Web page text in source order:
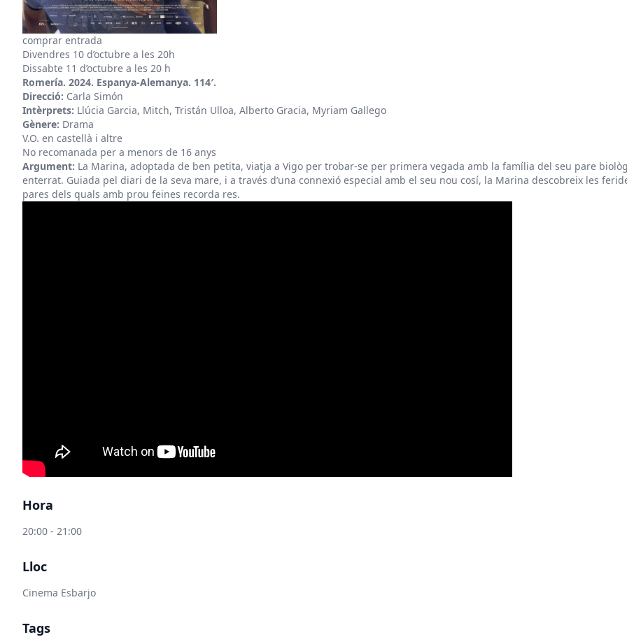
comprar entrada
Divendres 10 d’octubre a les 20h
Dissabte 11 d’octubre a les 20 h
Romería. 2024. Espanya-Alemanya. 114′.
Direcció: Carla Simón
Intèrprets: Llúcia Garcia, Mitch, Tristán Ulloa, Alberto Gracia, Myriam Gallego
Gènere: Drama
V.O. en castellà i altre
No recomanada per a menors de 16 anys
Argument: La Marina, adoptada de ben petita, viatja a Vigo per trobar-se per primera vegada amb la família del seu pare
enterrat. Guiada pel diari de la seva mare, i a través d’una connexió especial amb el seu nou cosí, la Marina descobreix les
pares dels quals amb prou feines recorda res.
Hora
20:00 - 21:00
Lloc
Cinema Esbarjo
Tags